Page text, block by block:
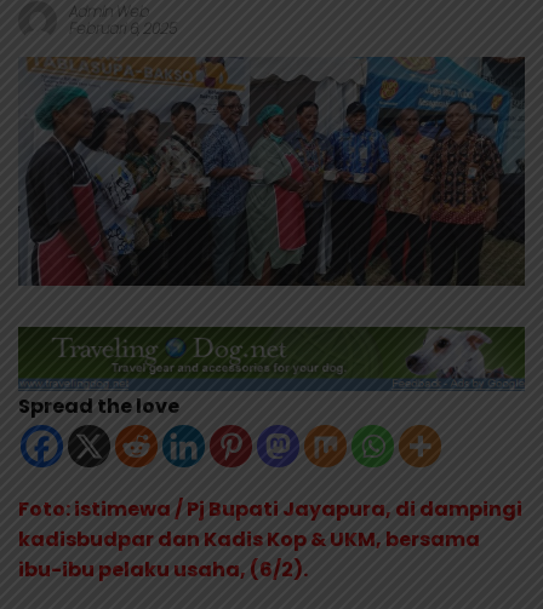
Admin Web
Februari 6, 2025
Spread the love
Foto: istimewa / Pj Bupati Jayapura, di dampingi
kadisbudpar dan Kadis Kop & UKM, bersama
ibu-ibu pelaku usaha, (6/2).